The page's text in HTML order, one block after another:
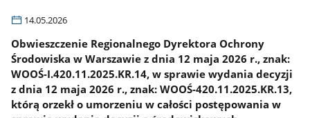
14.05.2026
Obwieszczenie Regionalnego Dyrektora Ochrony
Środowiska w Warszawie z dnia 12 maja 2026 r., znak:
WOOŚ-I.420.11.2025.KR.14, w sprawie wydania decyzji
z dnia 12 maja 2026 r., znak: WOOŚ-420.11.2025.KR.13,
którą orzekł o umorzeniu w całości postępowania w